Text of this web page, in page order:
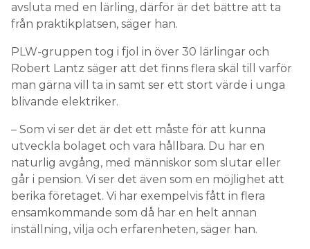
avsluta med en lärling, därför är det bättre att ta
från praktikplatsen, säger han.
PLW-gruppen tog i fjol in över 30 lärlingar och
Robert Lantz säger att det finns flera skäl till varför
man gärna vill ta in samt ser ett stort värde i unga
blivande elektriker.
– Som vi ser det är det ett måste för att kunna
utveckla bolaget och vara hållbara. Du har en
naturlig avgång, med människor som slutar eller
går i pension. Vi ser det även som en möjlighet att
berika företaget. Vi har exempelvis fått in flera
ensamkommande som då har en helt annan
inställning, vilja och erfarenheten, säger han.